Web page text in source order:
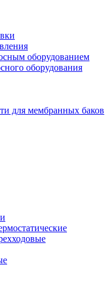
оборудованием
оборудования
для мембранных баков